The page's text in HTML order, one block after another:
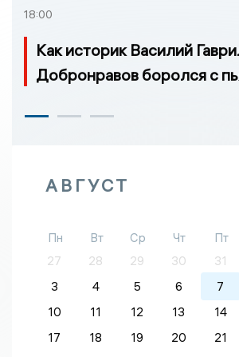
18:00
Как историк Василий
Добронравов боролся с
АВГУСТ
Пн Вт Ср Чт Пт
27
28 29 30 31
3
4 5 6 7
10
11 12 13 14
17
18 19 20 21